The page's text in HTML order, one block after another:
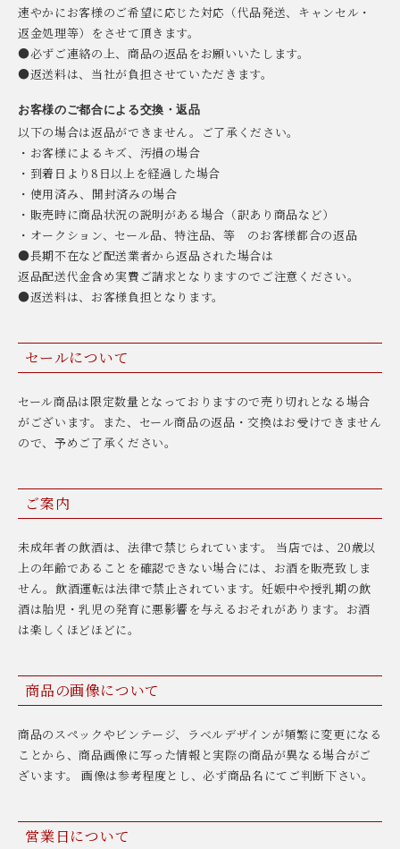
速やかにお客様のご希望に応じた対応（代品発送、キャンセル・
返金処理等）をさせて頂きます。
●必ずご連絡の上、商品の返品をお願いいたします。
●返送料は、当社が負担させていただきます。
お客様のご都合による交換・返品
以下の場合は返品ができません。ご了承ください。
・お客様によるキズ、汚損の場合
・到着日より8日以上を経過した場合
・使用済み、開封済みの場合
・販売時に商品状況の説明がある場合（訳あり商品など）
・オークション、セール品、特注品、等 のお客様都合の返品
●長期不在など配送業者から返品された場合は
返品配送代金含め実費ご請求となりますのでご注意ください。
●返送料は、お客様負担となります。
セールについて
セール商品は限定数量となっておりますので売り切れとなる場合
がございます。また、セール商品の返品・交換はお受けできません
ので、予めご了承ください。
ご案内
未成年者の飲酒は、法律で禁じられています。 当店では、20歳以
上の年齢であることを確認できない場合には、お酒を販売致しま
せん。飲酒運転は法律で禁止されています。妊娠中や授乳期の飲
酒は胎児・乳児の発育に悪影響を与えるおそれがあります。お酒
は楽しくほどほどに。
商品の画像について
商品のスペックやビンテージ、ラベルデザインが頻繁に変更になる
ことから、商品画像に写った情報と実際の商品が異なる場合がご
ざいます。 画像は参考程度とし、必ず商品名にてご判断下さい。
営業日について